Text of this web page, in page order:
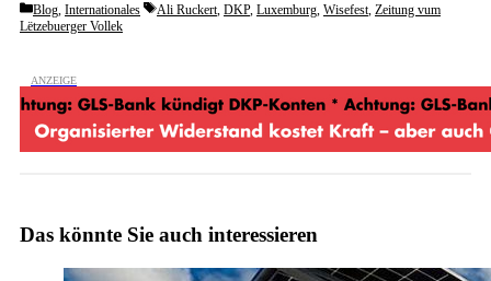
Categories
Blog, Internationales Tags
Ali Ruckert, DKP, Luxemburg, Wisefest, Zeitung vum
Lëtzebuerger Vollek
Das könnte Sie auch interessieren